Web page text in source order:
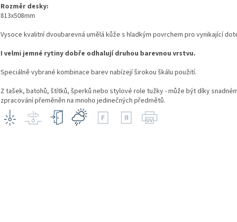
Rozměr desky:
813x508mm
Vysoce kvalitní dvoubarevná umělá kůže s hladkým povrchem pro vynikající
I velmi jemné rytiny dobře odhalují druhou barevnou vrstvu.
Speciálně vybrané kombinace barev nabízejí širokou škálu použití.
Z tašek, batohů, štítků, šperků nebo stylové role tužky - může být díky
zpracování přeměněn na mnoho jedinečných předmětů.